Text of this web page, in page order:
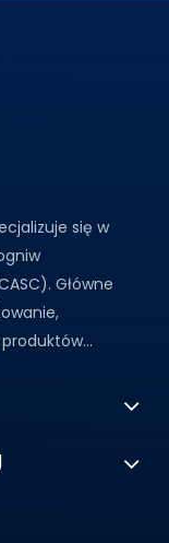
się w
Główne